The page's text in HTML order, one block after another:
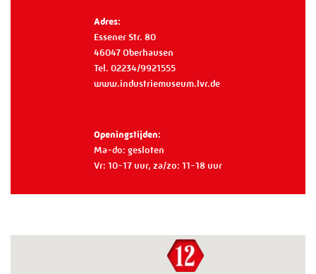
Adres:
Essener Str. 80
46047 Oberhausen
Tel. 02234/9921555
www.industriemuseum.lvr.de
Openingstijden:
Ma-do: gesloten
Vr: 10-17 uur, za/zo: 11-18 uur